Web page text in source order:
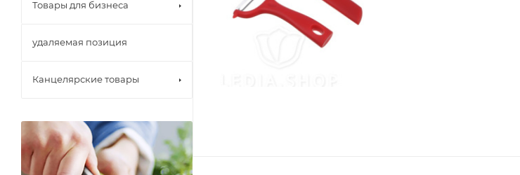
Товары для бизнеса
удаляемая позиция
Канцелярские товары